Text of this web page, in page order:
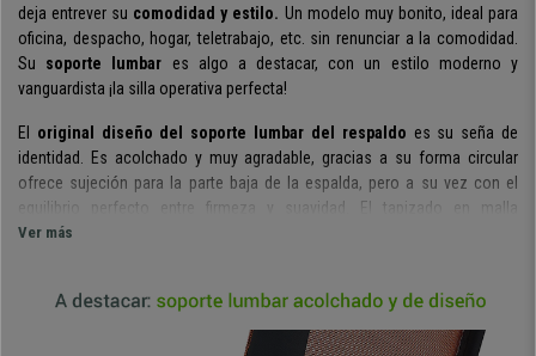
deja entrever su comodidad y estilo. Un modelo muy bonito, ideal para
oficina, despacho, hogar, teletrabajo, etc. sin renunciar a la comodidad.
Su soporte lumbar es algo a destacar, con un estilo moderno y
vanguardista ¡la silla operativa perfecta!
El original diseño del soporte lumbar del respaldo es su seña de
identidad. Es acolchado y muy agradable, gracias a su forma circular
ofrece sujeción para la parte baja de la espalda, pero a su vez con el
equilibrio perfecto entre firmeza y suavidad. El tapizado en malla
transpirable del respaldo es muy cómodo, resistente y de fácil limpieza.
redondeados, tapizado en tela agradable y resistente. Destacar su
superior densidad, lo que permite utilizar la silla durante largos periodos,
Ver más